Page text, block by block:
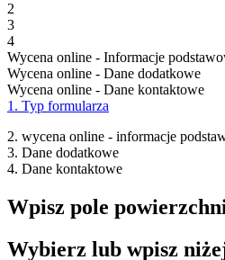
2
3
4
Wycena online - Informacje
Wycena online - Dane dodatkowe
Wycena online - Dane kontaktowe
1. Typ formularza
2. wycena online - informacje
3. Dane dodatkowe
4. Dane kontaktowe
Wpisz pole
Wybierz lub wpisz